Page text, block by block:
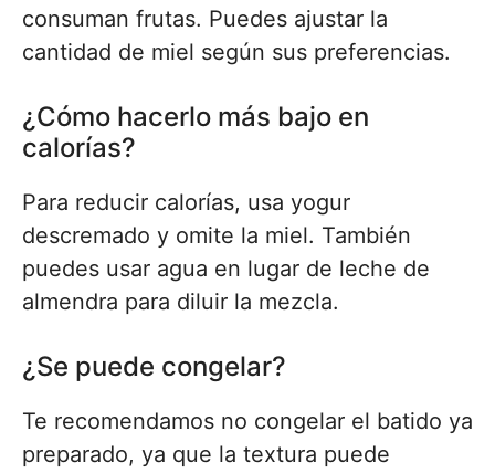
consuman frutas. Puedes ajustar la
cantidad de miel según sus preferencias.
¿Cómo hacerlo más bajo en
calorías?
Para reducir calorías, usa yogur
descremado y omite la miel. También
puedes usar agua en lugar de leche de
almendra para diluir la mezcla.
¿Se puede congelar?
Te recomendamos no congelar el batido ya
preparado, ya que la textura puede